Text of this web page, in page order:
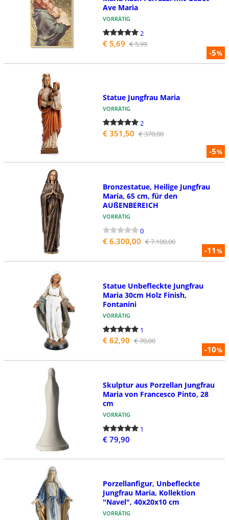
-5%
Ave Maria
VORRÄTIG
2
€ 5,69 € 5,99
-5%
Statue Jungfrau Maria
VORRÄTIG
2
€ 351,50 € 370,00
-11%
Bronzestatue, Heilige Jungfrau
Maria, 65 cm, für den
AUßENBEREICH
VORRÄTIG
0
€ 6.300,00 € 7.100,00
-10%
Statue Unbefleckte Jungfrau
Maria 30cm Holz Finish,
Fontanini
VORRÄTIG
1
€ 62,90 € 70,00
Skulptur aus Porzellan Jungfrau
Maria von Francesco Pinto, 28
cm
VORRÄTIG
1
€ 79,90
Porzellanfigur, Unbefleckte
Jungfrau Maria, Kollektion
"Navel", 40x20x10 cm
VORRÄTIG